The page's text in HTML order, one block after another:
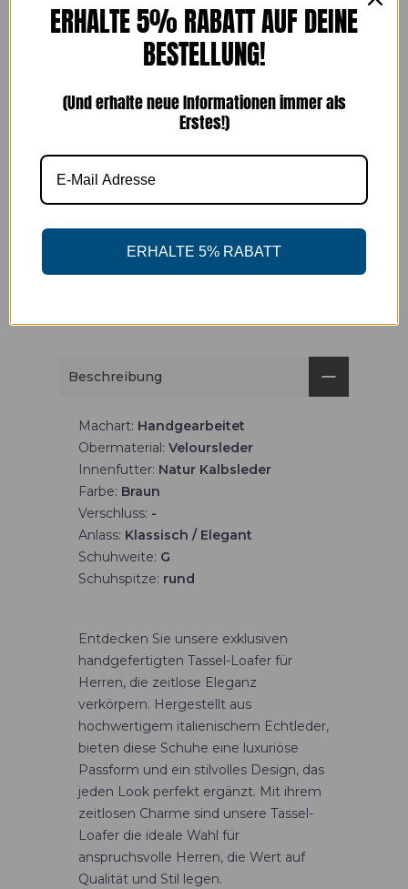
Handgefertigte Schuhe
seit 1989
SICHERE BEZAHLUNG
Abholung verfügbar unter
Gewöhnlich fertig in 24 Stunden
Beschreibung
Machart: Handgearbeitet
Obermaterial: Veloursleder
Innenfutter: Natur Kalbsleder
Farbe: Braun
Verschluss: -
Anlass: Klassisch / Elegant
Schuhweite: G
Schuhspitze: rund
Entdecken Sie unsere exklusiven
handgefertigten Tassel-Loafer für
Herren, die zeitlose Eleganz
verkörpern. Hergestellt aus
hochwertigem italienischem Echtleder,
bieten diese Schuhe eine luxuriöse
Passform und ein stilvolles Design, das
jeden Look perfekt ergänzt. Mit ihrem
zeitlosen Charme sind unsere Tassel-
Loafer die ideale Wahl für
anspruchsvolle Herren, die Wert auf
Qualität und Stil legen.
ERHALTE 5% RABATT AUF DEINE
BESTELLUNG!
(Und erhalte neue Informationen immer als
Erstes!)
ERHALTE 5% RABATT